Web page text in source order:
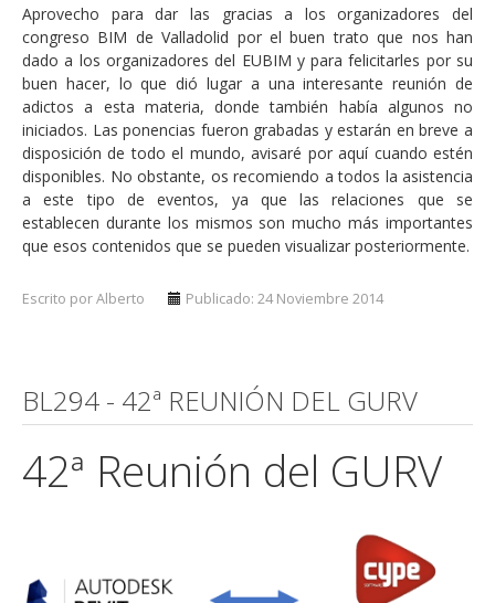
Aprovecho para dar las gracias a los organizadores del
congreso BIM de Valladolid por el buen trato que nos han
dado a los organizadores del EUBIM y para felicitarles por su
buen hacer, lo que dió lugar a una interesante reunión de
adictos a esta materia, donde también había algunos no
iniciados. Las ponencias fueron grabadas y estarán en breve a
disposición de todo el mundo, avisaré por aquí cuando estén
disponibles. No obstante, os recomiendo a todos la asistencia
a este tipo de eventos, ya que las relaciones que se
establecen durante los mismos son mucho más importantes
que esos contenidos que se pueden visualizar posteriormente.
Escrito por Alberto Publicado: 24 Noviembre 2014
BL294 - 42ª REUNIÓN DEL GURV
42ª Reunión del GURV